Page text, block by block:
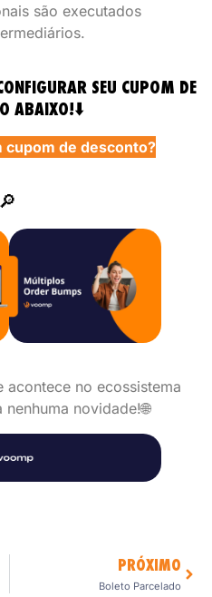
são executados
SEU CUPOM DE
ABAIXO!⬇️
cupom de desconto?
🔎
no ecossistema
novidade!🌐
PRÓXIMO
Boleto Parcelado